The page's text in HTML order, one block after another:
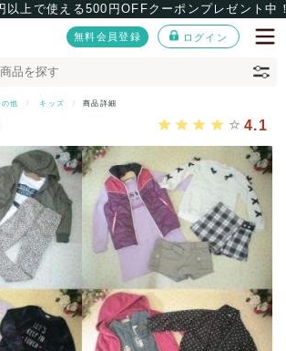
以上で使える500円OFFクーポンプレゼント中
無料会員登録 ログイン
の他 キッズ 商品詳細
4.1